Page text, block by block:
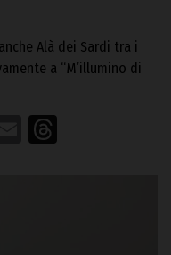
anche Alà dei Sardi tra i
a “M’illumino di
Telegram
Email